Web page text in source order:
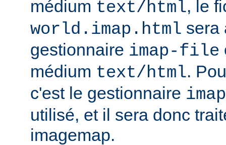
médium text/html, le
world.imap.html sera
gestionnaire imap-file
médium text/html.
c'est le gestionnaire
utilisé, et il sera donc
imagemap.